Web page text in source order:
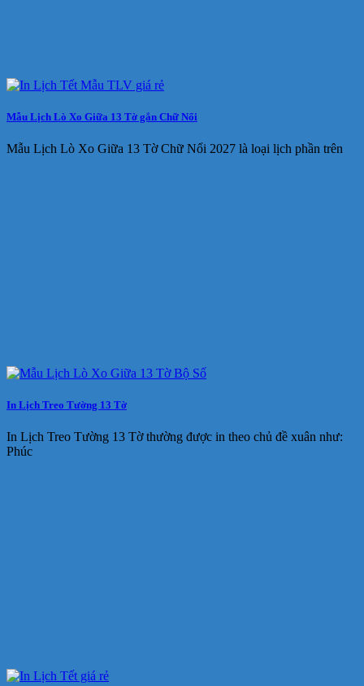
Mẫu Lịch Lò Xo Giữa 13 Tờ gắn Chữ Nổi
Mẫu Lịch Lò Xo Giữa 13 Tờ Chữ Nổi 2027 là loại lịch phần trên
In Lịch Treo Tường 13 Tờ
In Lịch Treo Tường 13 Tờ thường được in theo chủ đề xuân như:
Phúc